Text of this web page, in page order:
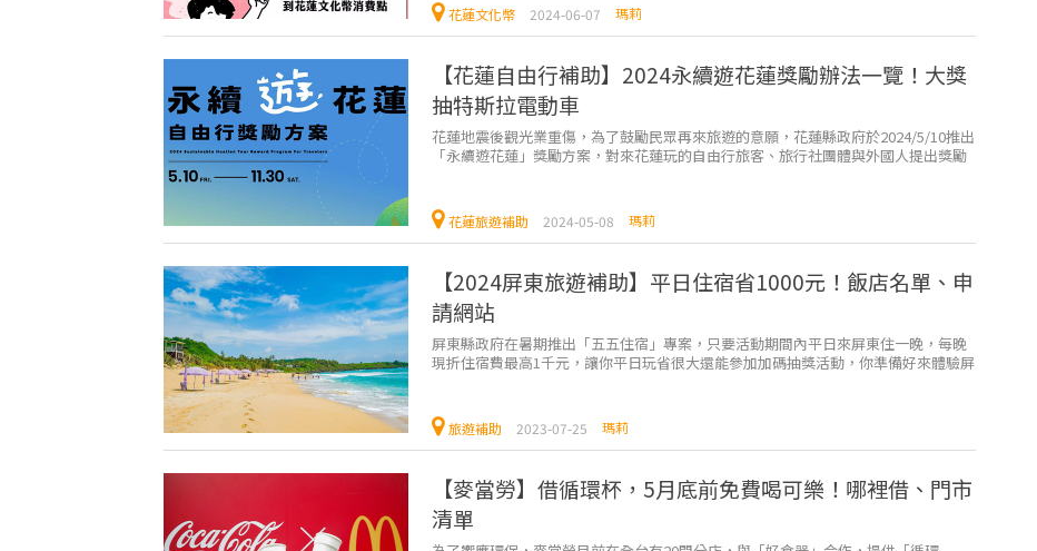
花蓮文化幣 2024-06-07 瑪莉
【花蓮自由行補助】2024永續遊花蓮獎勵辦法一覽！大獎
抽特斯拉電動車
花蓮地震後觀光業重傷，為了鼓勵民眾再來旅遊的意願，花蓮縣政府於2024/5/10推出
「永續遊花蓮」獎勵方案，對來花蓮玩的自由行旅客、旅行社團體與外國人提出獎勵
花蓮旅遊補助 2024-05-08 瑪莉
【2024屏東旅遊補助】平日住宿省1000元！飯店名單、申
請網站
屏東縣政府在暑期推出「五五住宿」專案，只要活動期間內平日來屏東住一晚，每晚
現折住宿費最高1千元，讓你平日玩省很大還能參加加碼抽獎活動，你準備好來體驗屏
旅遊補助 2023-07-25 瑪莉
【麥當勞】借循環杯，5月底前免費喝可樂！哪裡借、門市
清單